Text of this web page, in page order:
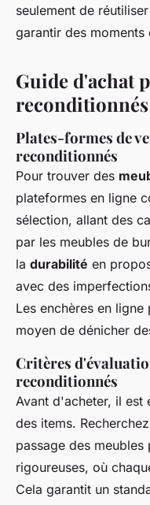
seulement de
garantir des
Guide d'achat
reconditionnés
Plates-formes de
reconditionnés
Pour trouver des
plateformes en ligne
sélection, allant des
par les meubles de
la durabilité en
avec des
Les enchères en
moyen de dénicher
Critères
reconditionnés
Avant d'acheter, il est
des items.
passage des
rigoureuses, où
Cela garantit un